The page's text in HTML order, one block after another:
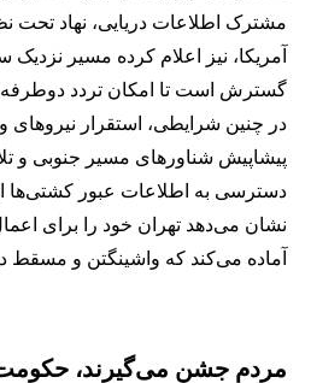
مشترک اطلاعات دریایی، نهاد تحت
آمریکا، نیز اعلام کرده مسیر
گسترش است تا امکان تردد
در چنین شرایطی، استقرار نیروهای
پیشاپیش شناورهای مسیر جنوبی و
دسترسی به اطلاعات عبور کشتی‌ها
نشان می‌دهد تهران خود را برای
آماده می‌کند که واشینگتن و
مردم جشن می‌گیرند،